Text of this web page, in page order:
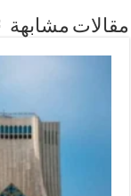
مقالات مشابهة